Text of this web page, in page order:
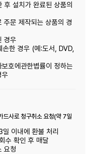
설치가 완료된 상품의
주문 제작되는 상품의 경
경우
손한 경우 (예:도서, DVD,
호에관한볍률이 정하는
우
드사로 청구취소 요청(약 7일
이내에 환불 처리
수 확인 후 매달
요청